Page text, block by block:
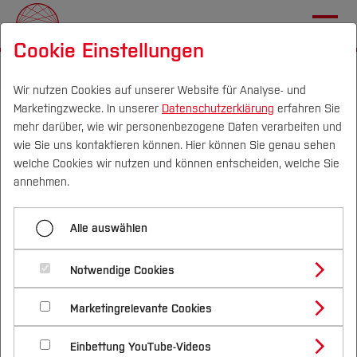
Über
Transferprojekte
Nachhaltigkeitsallianz
MachBar
Aller guten Dinge sind drei
Eröffnungen des Makerspaces BO
MachBar
Mit gleich drei Terminen hat die Hochschule
Bochum ihren neuen Makerspace, die BO
MachBar, eröffnet - ein Ort für Kreativität,
Innovation und gemeinsames Gestalten.
Cookie Einstellungen
Wir nutzen Cookies auf unserer Website für Analyse- und
Marketingzwecke. In unserer Datenschutzerklärung erfahren Sie
mehr darüber, wie wir personenbezogene Daten verarbeiten und
wie Sie uns kontaktieren können. Hier können Sie genau sehen
welche Cookies wir nutzen und können entscheiden, welche Sie
annehmen.
Alle auswählen
Notwendige Cookies
Marketingrelevante Cookies
Einbettung YouTube-Videos